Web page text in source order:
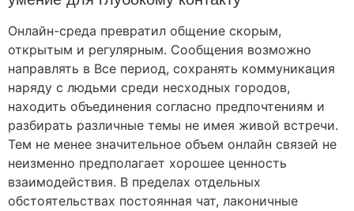
Онлайн-среда превратил общение скорым,
открытым и регулярным. Сообщения возможно
направлять в Все период, сохранять коммуникация
наряду с людьми среди несходных городов,
находить объединения согласно предпочтениям и
разбирать различные темы не имея живой встречи.
Тем не менее значительное объем онлайн связей не
неизменно предполагает хорошее ценность
взаимодействия. В пределах отдельных
обстоятельствах постоянная чат, лаконичные